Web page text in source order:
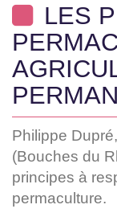
LES
Philippe
(Bouches du
principes à
permaculture.